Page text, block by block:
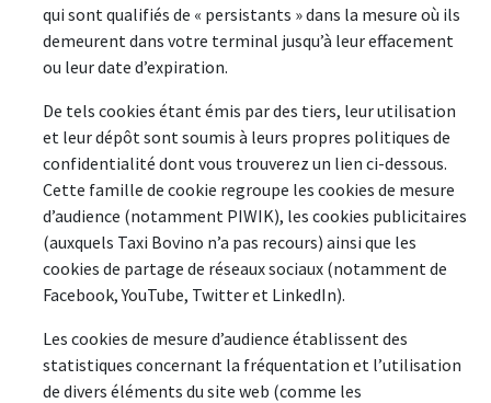
qui sont qualifiés de « persistants » dans la mesure où ils
demeurent dans votre terminal jusqu’à leur effacement
ou leur date d’expiration.
De tels cookies étant émis par des tiers, leur utilisation
et leur dépôt sont soumis à leurs propres politiques de
confidentialité dont vous trouverez un lien ci-dessous.
Cette famille de cookie regroupe les cookies de mesure
d’audience (notamment PIWIK), les cookies publicitaires
(auxquels Taxi Bovino n’a pas recours) ainsi que les
cookies de partage de réseaux sociaux (notamment de
Facebook, YouTube, Twitter et LinkedIn).
Les cookies de mesure d’audience établissent des
statistiques concernant la fréquentation et l’utilisation
de divers éléments du site web (comme les